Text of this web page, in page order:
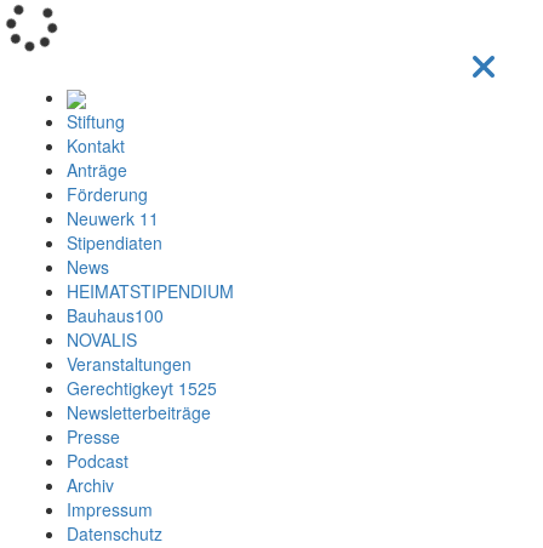
Stiftung
Kontakt
Anträge
Förderung
Neuwerk 11
Stipendiaten
News
HEIMATSTIPENDIUM
Bauhaus100
NOVALIS
Veranstaltungen
Gerechtigkeyt 1525
Newsletterbeiträge
Presse
Podcast
Archiv
Impressum
Datenschutz